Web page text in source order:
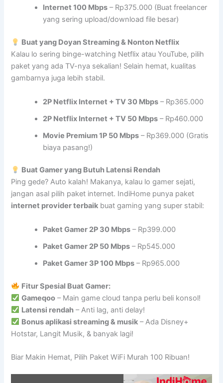
Internet 100 Mbps – Rp375.000 (Buat freelancer
yang sering upload/download file besar)
Buat yang Doyan Streaming & Nonton Netflix
Kalau lo sering binge-watching Netflix atau YouTube, pilih
paket yang ada TV-nya sekalian! Selain hemat, kualitas
gambarnya juga lebih stabil.
2P Netflix Internet + TV 30 Mbps – Rp365.000
2P Netflix Internet + TV 50 Mbps – Rp460.000
Movie Premium 1P 50 Mbps – Rp369.000 (Gratis
biaya pasang!)
Buat Gamer yang Butuh Latensi Rendah
Ping gede? Auto kalah! Makanya, kalau lo gamer sejati,
jangan asal pilih paket internet. IndiHome punya paket
internet provider terbaik buat gaming yang super stabil:
Paket Gamer 2P 30 Mbps – Rp399.000
Paket Gamer 2P 50 Mbps – Rp545.000
Paket Gamer 3P 100 Mbps – Rp965.000
Fitur Spesial Buat Gamer:
Gameqoo – Main game cloud tanpa perlu beli konsol!
Latensi rendah – Anti lag, anti delay!
Bonus aplikasi streaming & musik – Ada Disney+
Hotstar, Langit Musik, & banyak lagi!
Biar Makin Hemat, Pilih Paket WiFi Murah 100 Ribuan!